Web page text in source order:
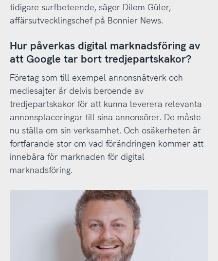
tidigare surfbeteende, säger Dilem Güler,
affärsutvecklingschef på Bonnier News.
Hur påverkas digital marknadsföring av
att Google tar bort tredjepartskakor?
Företag som till exempel annonsnätverk och
mediesajter är delvis beroende av
tredjepartskakor för att kunna leverera relevanta
annonsplaceringar till sina annonsörer. De måste
nu ställa om sin verksamhet. Och osäkerheten är
fortfarande stor om vad förändringen kommer att
innebära för marknaden för digital
marknadsföring.